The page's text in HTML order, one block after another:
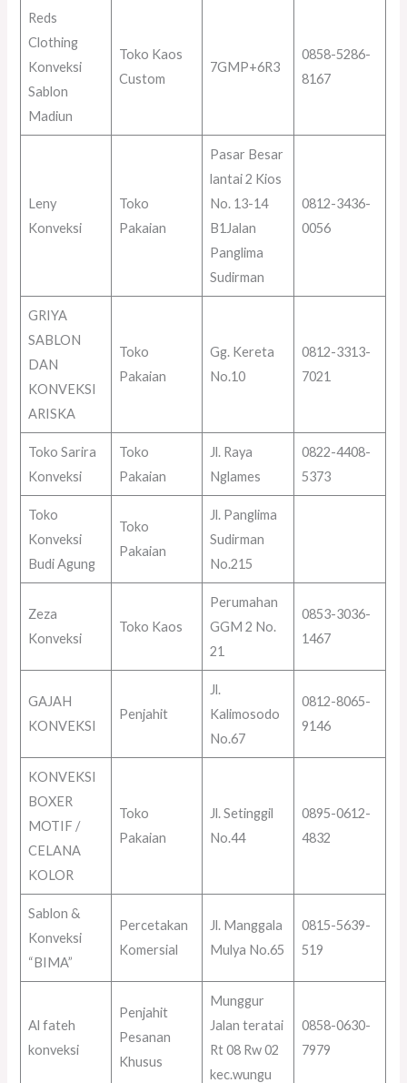
Reds
Clothing
Konveksi
Sablon
Madiun
Toko Kaos
Custom
7GMP+6R3
0858-5286-
8167
Leny
Konveksi
Toko
Pakaian
Pasar Besar
lantai 2 Kios
No. 13-14
B1Jalan
Panglima
Sudirman
0812-3436-
0056
GRIYA
SABLON
DAN
KONVEKSI
ARISKA
Toko
Pakaian
Gg. Kereta
No.10
0812-3313-
7021
Toko Sarira
Konveksi
Toko
Pakaian
Jl. Raya
Nglames
0822-4408-
5373
Toko
Konveksi
Budi Agung
Toko
Pakaian
Jl. Panglima
Sudirman
No.215
Zeza
Konveksi
Toko Kaos
Perumahan
GGM 2 No.
21
0853-3036-
1467
GAJAH
KONVEKSI
Penjahit
Jl.
Kalimosodo
No.67
0812-8065-
9146
KONVEKSI
BOXER
MOTIF /
CELANA
KOLOR
Toko
Pakaian
Jl. Setinggil
No.44
0895-0612-
4832
Sablon &
Konveksi
“BIMA”
Percetakan
Komersial
Jl. Manggala
Mulya No.65
0815-5639-
519
Al fateh
konveksi
Penjahit
Pesanan
Khusus
Munggur
Jalan teratai
Rt 08 Rw 02
kec.wungu
0858-0630-
7979